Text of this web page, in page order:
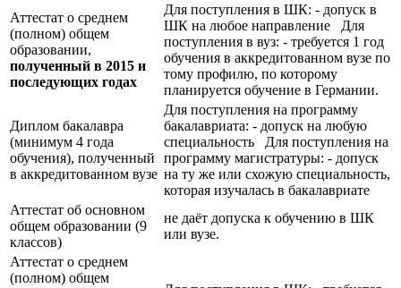
Аттестат о среднем
(полном) общем
образовании,
полученный в 2015 и
последующих годах
Для поступления в ШК: - допуск в
ШК на любое направление Для
поступления в вуз: - требуется 1 год
обучения в аккредитованном вузе по
тому профилю, по которому
планируется обучение в Германии.
Диплом бакалавра
(минимум 4 года
обучения), полученный
в аккредитованном вузе
Для поступления на программу
бакалавриата: - допуск на любую
специальность Для поступления на
программу магистратуры: - допуск
на ту же или схожую специальность,
которая изучалась в бакалавриате
Аттестат об основном
общем образовании (9
классов)
не даёт допуска к обучению в ШК
или вузе.
Аттестат о среднем
(полном) общем